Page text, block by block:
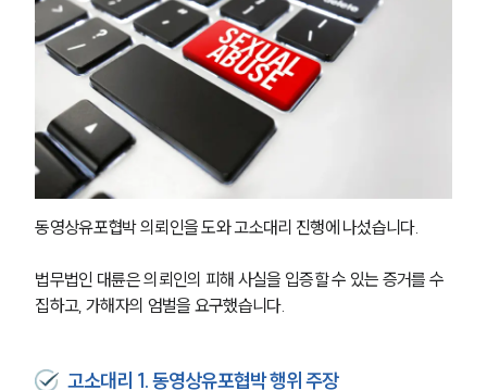
동영상유포협박 의뢰인을 도와 고소대리 진행에 나섰습니다.
법무법인 대륜은 의뢰인의 피해 사실을 입증할 수 있는 증거를 수
집하고, 가해자의 엄벌을 요구했습니다.
고소대리 1. 동영상유포협박 행위 주장